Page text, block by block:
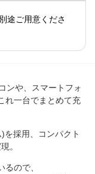
途ご用意くださ
ンや、スマートフォ
れ一台でまとめて充
を採用、コンパクト
。
ので、